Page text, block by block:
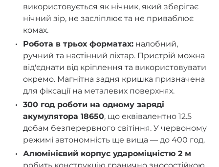
використовується як нічник, який зберігає
нічний зір, не засліплює та не приваблює
комах.
Робота в трьох форматах: налобний,
ручний та настінний ліхтар. Пристрій можна
від'єднати від кріплення та використовувати
окремо. Магнітна задня кришка призначена
для фіксації на металевих поверхнях.
300 год роботи на одному заряді
акумулятора 18650, що еквівалентно 12.5
добам безперервного світіння. У червоному
режимі автономність ще вища — до 400 год.
Алюмінієвий корпус удароміцністю 2 м